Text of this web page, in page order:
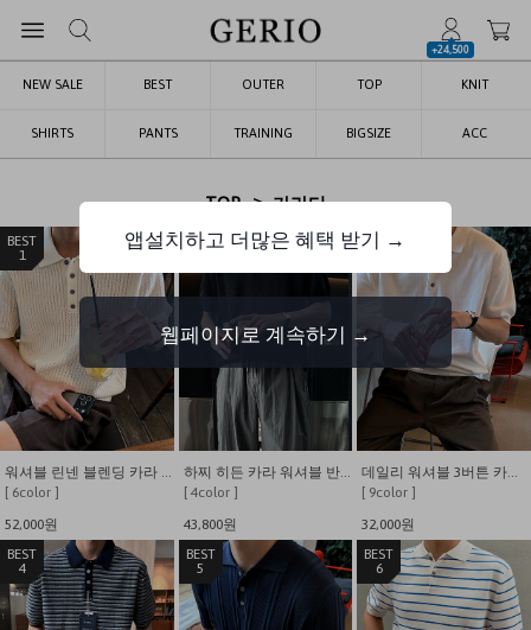
+24,500
NEW SALE BEST OUTER TOP KNIT
SHIRTS PANTS TRAINING BIGSIZE ACC
TOP > 카라티
1
워셔블 린넨 블렌딩 카라 니트
[ 6color ]
52,000원
2
하찌 히든 카라 워셔블 반팔 니트
[ 4color ]
43,800원
3
데일리 워셔블 3버튼 카라 반팔 니트
[ 9color ]
32,000원
4 5 6
앱설치하고 더많은 혜택 받기 →
웹페이지로 계속하기 →